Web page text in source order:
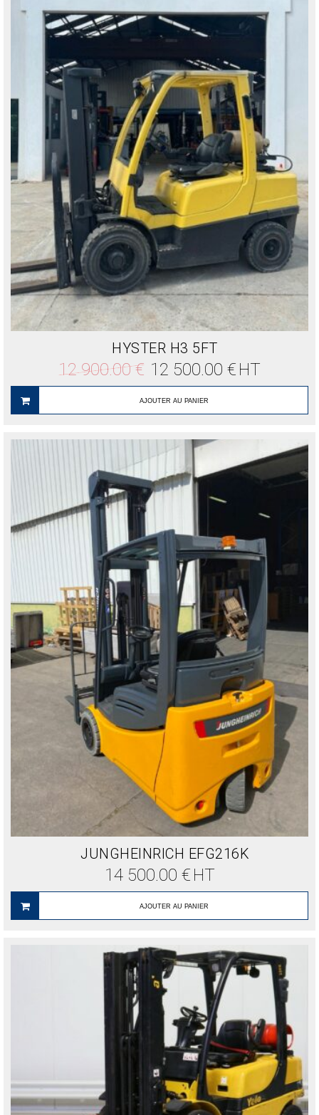
HYSTER H3 5FT
12 900.00€
Le
prix
initial
était :
12
12 500.00 € Le
prix
actuel
12
HT
AJOUTER AU PANIER
JUNGHEINRICH EFG216K
14 500.00 € HT
AJOUTER AU PANIER